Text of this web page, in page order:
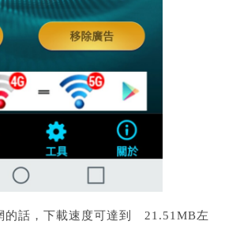
的話，下載速度可達到 21.51MB左